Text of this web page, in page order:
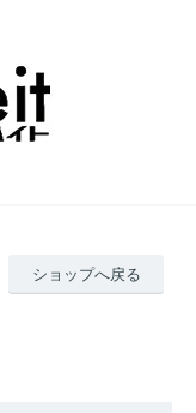
ショップへ戻る